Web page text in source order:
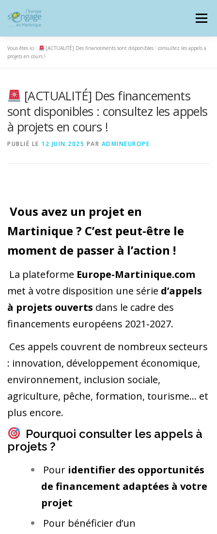
contenu
Menu
PROGRAMMES J’AI UN PROJET
JE SUIS BÉNÉFICIAIRE
Vous êtes ici :
[ACTUALITÉ] Des financements sont disponibles : consultez les appels à
projets en cours !
[ACTUALITÉ] Des financements
sont disponibles : consultez les appels
à projets en cours !
PUBLIÉ LE 12 JUIN 2025 PAR ADMINEUROPE
Vous avez un projet en
Martinique ? C’est peut-être le
moment de passer à l’action !
La plateforme Europe-Martinique.com
met à votre disposition une série d’appels
à projets ouverts dans le cadre des
financements européens 2021‑2027.
Ces appels couvrent de nombreux secteurs
: innovation, développement économique,
environnement, inclusion sociale,
agriculture, pêche, formation, tourisme… et
plus encore.
Pourquoi consulter les appels à
projets ?
Pour identifier des opportunités
de financement adaptées à votre
projet
Pour bénéficier d’un